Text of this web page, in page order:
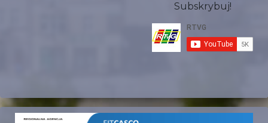
Subskrybuj!